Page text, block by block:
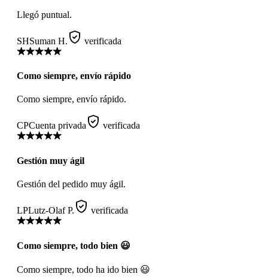
Llegó puntual.
SHSuman H. verificada
Como siempre, envío rápido
Como siempre, envío rápido.
CPCuenta privada verificada
Gestión muy ágil
Gestión del pedido muy ágil.
LPLutz-Olaf P. verificada
Como siempre, todo bien 😃
Como siempre, todo ha ido bien 😃